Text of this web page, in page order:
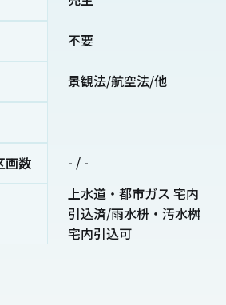
不要
景観法/航空法/他
画数 - / -
上水道・都市ガス 宅内
引込済/雨水枡・汚水桝
宅内引込可